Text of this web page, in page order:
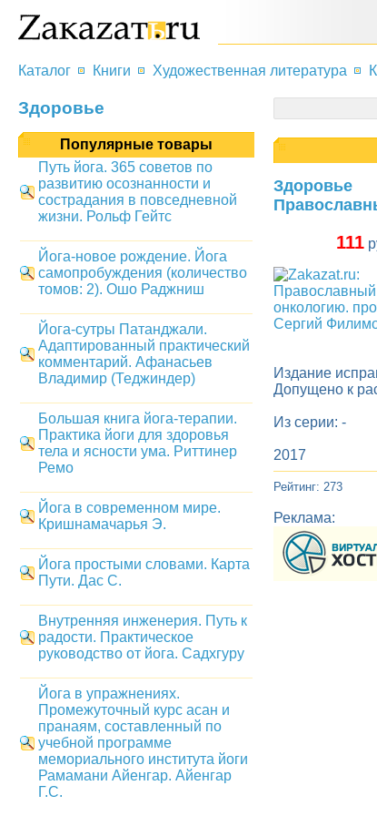
Каталог Книги Художественная литература
Здоровье
111
Издание
Допущено к
Из серии: -
2017
Рейтинг: 273
Реклама:
Здоровье
Популярные товары
Путь йога. 365 советов по
развитию осознанности и
сострадания в повседневной
жизни. Рольф Гейтс
Йога-новое рождение. Йога
самопробуждения (количество
томов: 2). Ошо Раджниш
Йога-сутры Патанджали.
Адаптированный практический
комментарий. Афанасьев
Владимир (Теджиндер)
Большая книга йога-терапии.
Практика йоги для здоровья
тела и ясности ума. Риттинер
Ремо
Йога в современном мире.
Кришнамачарья Э.
Йога простыми словами. Карта
Пути. Дас С.
Внутренняя инженерия. Путь к
радости. Практическое
руководство от йога. Садхгуру
Йога в упражнениях.
Промежуточный курс асан и
пранаям, составленный по
учебной программе
мемориального института йоги
Рамамани Айенгар. Айенгар
Г.С.